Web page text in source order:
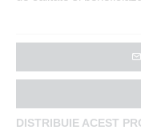
DISTRIBUIE ACEST